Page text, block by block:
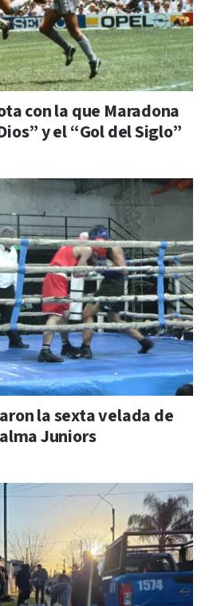
con la que Maradona
y el “Gol del Siglo”
la sexta velada de
Juniors